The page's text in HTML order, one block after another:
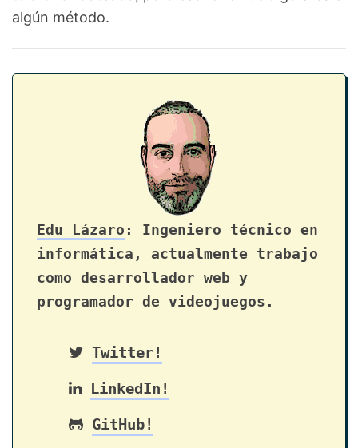
algún método.
Edu Lázaro : Ingeniero técnico en
informática, actualmente trabajo
como desarrollador web y
programador de videojuegos.
Twitter!
LinkedIn!
GitHub!